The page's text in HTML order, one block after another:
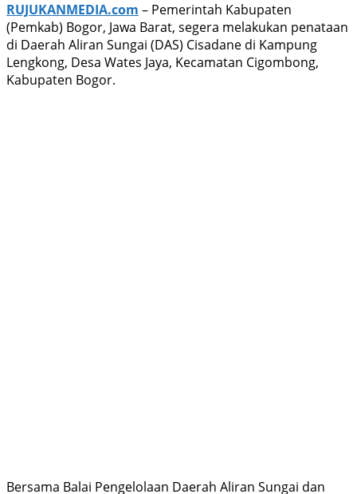
RUJUKANMEDIA.com – Pemerintah Kabupaten
(Pemkab) Bogor, Jawa Barat, segera melakukan penataan
di Daerah Aliran Sungai (DAS) Cisadane di Kampung
Lengkong, Desa Wates Jaya, Kecamatan Cigombong,
Kabupaten Bogor.
Bersama Balai Pengelolaan Daerah Aliran Sungai dan